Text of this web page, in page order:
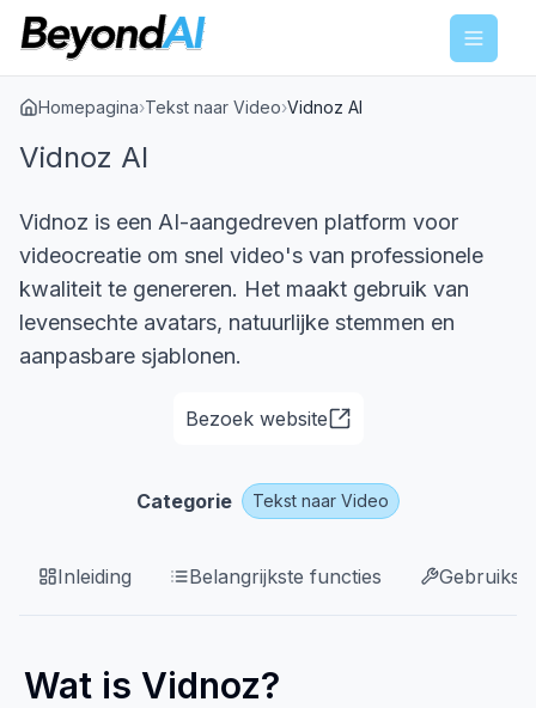
Menu
Homepagina›Tekst naar Video›Vidnoz AI
Vidnoz AI
Vidnoz is een AI-aangedreven platform voor
videocreatie om snel video's van professionele
kwaliteit te genereren. Het maakt gebruik van
levensechte avatars, natuurlijke stemmen en
aanpasbare sjablonen.
Bezoek website
Categorie Tekst naar Video
Inleiding Belangrijkste functies
Wat is Vidnoz?